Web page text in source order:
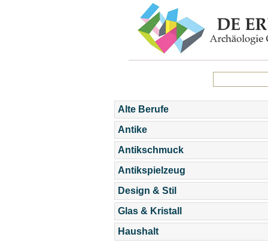
Alte Berufe
Antike
Antikschmuck
Antikspielzeug
Design & Stil
Glas & Kristall
Haushalt